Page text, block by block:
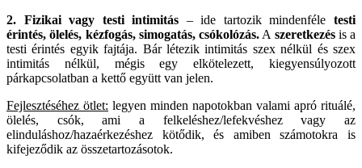
2. Fizikai vagy testi intimitás – ide tartozik mindenféletesti
érintés, ölelés, kézfogás, simogatás, csókolózás. A szeretkezésis a
testi érintés egyik fajtája. Bár létezik intimitás szex nélkül és szex
intimitás nélkül, mégis egy elkötelezett, kiegyensúlyozott
párkapcsolatban a kettő együtt van jelen.
Fejlesztéséhez ötlet: legyen minden napotokban valami apró rituálé,
ölelés, csók, ami a felkeléshez/lefekvéshez vagy az
elinduláshoz/hazaérkezéshez kötődik, és amiben számotokra is
kifejeződik az összetartozásotok.